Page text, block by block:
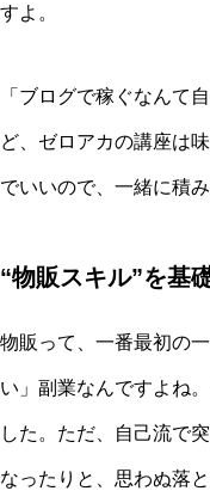
すよ。
「ブログで稼ぐなんて
ど、ゼロアカの講座は
でいいので、一緒に積
“物販スキル”を基
物販って、一番最初の
い」副業なんですよね
した。ただ、自己流で
なったりと、思わぬ落